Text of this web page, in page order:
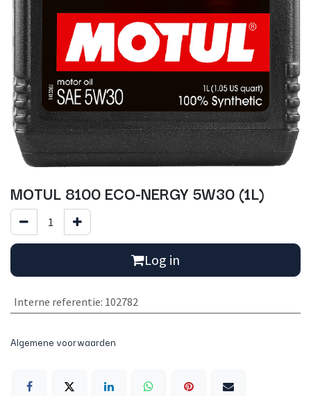
MOTUL 8100 ECO-NERGY 5W30 (1L)
Log in
Interne referentie: 102782
Algemene voorwaarden